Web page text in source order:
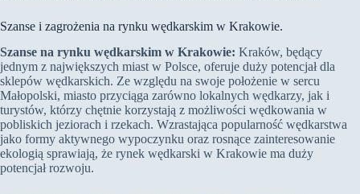
Szanse i zagrożenia na rynku wędkarskim w Krakowie.
Szanse na rynku wędkarskim w Krakowie: Kraków, będący
jednym z największych miast w Polsce, oferuje duży potencjał dla
sklepów wędkarskich. Ze względu na swoje położenie w sercu
Małopolski, miasto przyciąga zarówno lokalnych wędkarzy, jak i
turystów, którzy chętnie korzystają z możliwości wędkowania w
pobliskich jeziorach i rzekach. Wzrastająca popularność wędkarstwa
jako formy aktywnego wypoczynku oraz rosnące zainteresowanie
ekologią sprawiają, że rynek wędkarski w Krakowie ma duży
potencjał rozwoju.